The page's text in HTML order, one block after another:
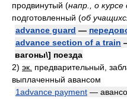
продвинутый (напр., о курсе
подготовленный (об
advance guard —
advance section of a train
вагоны\] поезда
2) эк. предварительный,
выплаченный авансом
1advance payment —